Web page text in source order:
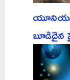
బూడిదైన